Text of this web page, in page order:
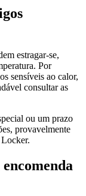
estragar-se,
Por
sensíveis ao calor,
consultar as
ou um prazo
provavelmente